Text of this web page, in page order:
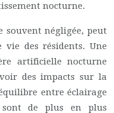
nocturne.
souvent négligée, peut
des résidents. Une
artificielle nocturne
des impacts sur la
entre éclairage
de plus en plus